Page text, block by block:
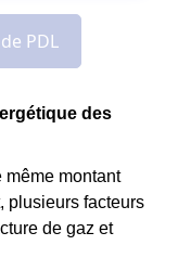
des
même montant
plusieurs facteurs
de gaz et